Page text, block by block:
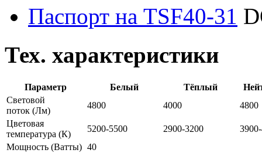
Паспорт на TSF40-31
Тех. характеристики
Параметр Белый Тёплый
Световой
поток (Лм)
4800 4000
4800
Цветовая
температура (К)
5200-5500 2900-3200
Мощность (Ватты) 40